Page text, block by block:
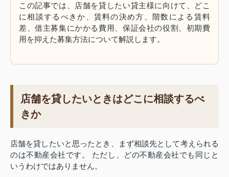
この記事では、店舗を貸したい貸主様に向けて、どこ
に相談するべきか、賃料の決め方、階数による賃料
差、借主募集にかかる費用、保証会社の役割、初期費
用を抑えた募集方法について解説します。
店舗を貸したいときはどこに相談するべ
きか
店舗を貸したいと思ったとき、まず相談先として考えられる
のは不動産会社です。 ただし、どの不動産会社でも同じと
いうわけではありません。